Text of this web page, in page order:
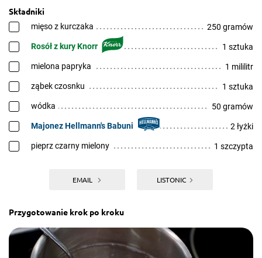
Składniki
mięso z kurczaka 250 gramów
Rosół z kury Knorr 1 sztuka
mielona papryka 1 mililitr
ząbek czosnku 1 sztuka
wódka 50 gramów
Majonez Hellmann's Babuni 2 łyżki
pieprz czarny mielony 1 szczypta
EMAIL LISTONIC
Przygotowanie krok po kroku